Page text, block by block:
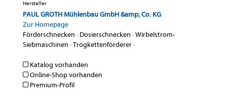
Hersteller
PAUL GROTH Mühlenbau GmbH &amp; Co. KG
Zur Homepage
Förderschnecken · Dosierschnecken ·Wirbelstrom-
Siebmaschinen ·Trogkettenförderer·
Katalog vorhanden
Online-Shop vorhanden
Premium-Profil